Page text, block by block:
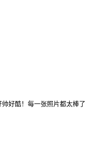
好酷！每一张照片都太棒